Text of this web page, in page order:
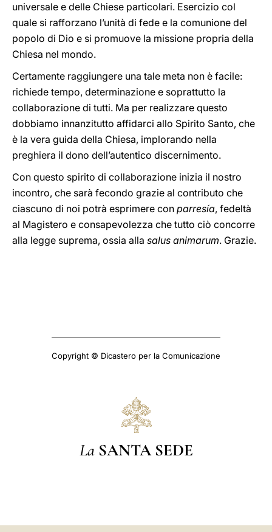
universale e delle Chiese particolari. Esercizio col
quale si rafforzano l’unità di fede e la comunione del
popolo di Dio e si promuove la missione propria della
Chiesa nel mondo.
Certamente raggiungere una tale meta non è facile:
richiede tempo, determinazione e soprattutto la
collaborazione di tutti. Ma per realizzare questo
dobbiamo innanzitutto affidarci allo Spirito Santo, che
è la vera guida della Chiesa, implorando nella
preghiera il dono dell’autentico discernimento.
Con questo spirito di collaborazione inizia il nostro
incontro, che sarà fecondo grazie al contributo che
ciascuno di noi potrà esprimere con parresía, fedeltà
al Magistero e consapevolezza che tutto ciò concorre
alla legge suprema, ossia alla salus animarum. Grazie.
Copyright © Dicastero per la Comunicazione
La SANTA SEDE